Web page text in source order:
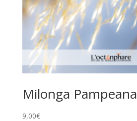
Milonga Pampeana
9,00€